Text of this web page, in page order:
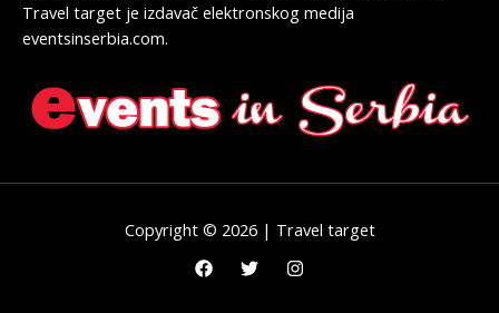
Travel target je izdavač elektronskog medija
eventsinserbia.com.
Copyright © 2026 | Travel target